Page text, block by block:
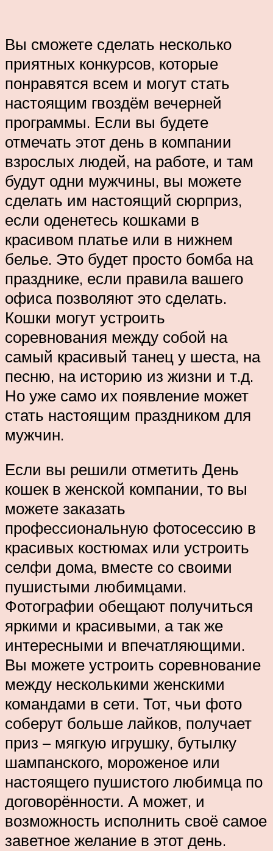
Вы сможете сделать несколько
приятных конкурсов, которые
понравятся всем и могут стать
настоящим гвоздём вечерней
программы. Если вы будете
отмечать этот день в компании
взрослых людей, на работе, и там
будут одни мужчины, вы можете
сделать им настоящий сюрприз,
если оденетесь кошками в
красивом платье или в нижнем
белье. Это будет просто бомба на
празднике, если правила вашего
офиса позволяют это сделать.
Кошки могут устроить
соревнования между собой на
самый красивый танец у шеста, на
песню, на историю из жизни и т.д.
Но уже само их появление может
стать настоящим праздником для
мужчин.
Если вы решили отметить День
кошек в женской компании, то вы
можете заказать
профессиональную фотосессию в
красивых костюмах или устроить
селфи дома, вместе со своими
пушистыми любимцами.
Фотографии обещают получиться
яркими и красивыми, а так же
интересными и впечатляющими.
Вы можете устроить соревнование
между несколькими женскими
командами в сети. Тот, чьи фото
соберут больше лайков, получает
приз – мягкую игрушку, бутылку
шампанского, мороженое или
настоящего пушистого любимца по
договорённости. А может, и
возможность исполнить своё самое
заветное желание в этот день.